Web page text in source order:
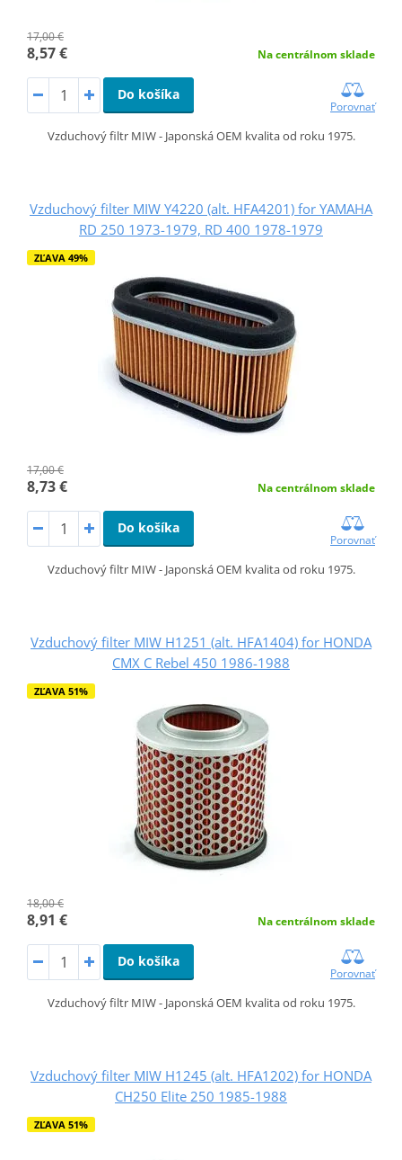
17,00 €
8,57 € Na centrálnom sklade
Do košíka
Porovnať
Vzduchový filtr MIW - Japonská OEM kvalita od roku 1975.
Vzduchový filter MIW Y4220 (alt. HFA4201) for YAMAHA
RD 250 1973-1979, RD 400 1978-1979
ZĽAVA 49%
17,00 €
8,73 € Na centrálnom sklade
Do košíka
Porovnať
Vzduchový filtr MIW - Japonská OEM kvalita od roku 1975.
Vzduchový filter MIW H1251 (alt. HFA1404) for HONDA
CMX C Rebel 450 1986-1988
ZĽAVA 51%
18,00 €
8,91 € Na centrálnom sklade
Do košíka
Porovnať
Vzduchový filtr MIW - Japonská OEM kvalita od roku 1975.
Vzduchový filter MIW H1245 (alt. HFA1202) for HONDA
CH250 Elite 250 1985-1988
ZĽAVA 51%